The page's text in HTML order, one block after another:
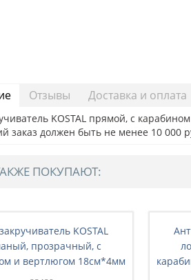
Отзывы Доставка и оплата
KOSTAL прямой, с
заказ должен быть не менее 10 000
ПОКУПАЮТ:
KOSTAL
прозрачный, с
и вертлюгом 18см*4мм
RD-A5K (25 шт./уп.)